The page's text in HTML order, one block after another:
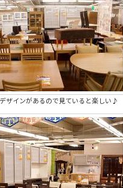
ザインがあるので見ていると楽しい♪